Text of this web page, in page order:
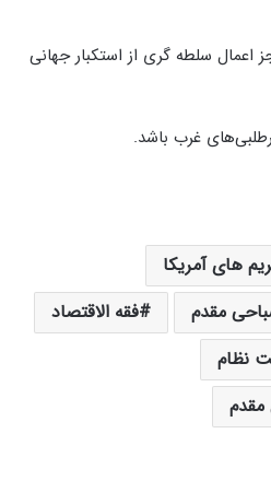
سلطه گری از استکبار جهانی
غرب باشد.
های آمریکا
مقدم
فقه الاقتصاد
نظام